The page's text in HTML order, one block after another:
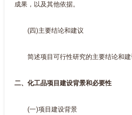
成果，以及其他依据。
(四)主要结论和建议
简述项目可行性研究的主要结论和建
二、化工品项目建设背景和必要性
(一)项目建设背景